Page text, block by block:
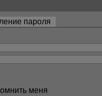
пароля
меня